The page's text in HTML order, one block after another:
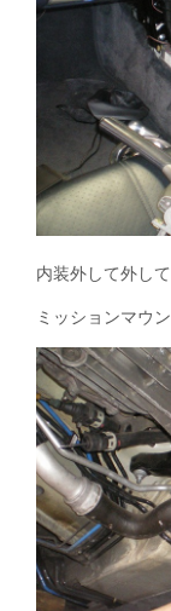
内装外して外し
ミッションマウ